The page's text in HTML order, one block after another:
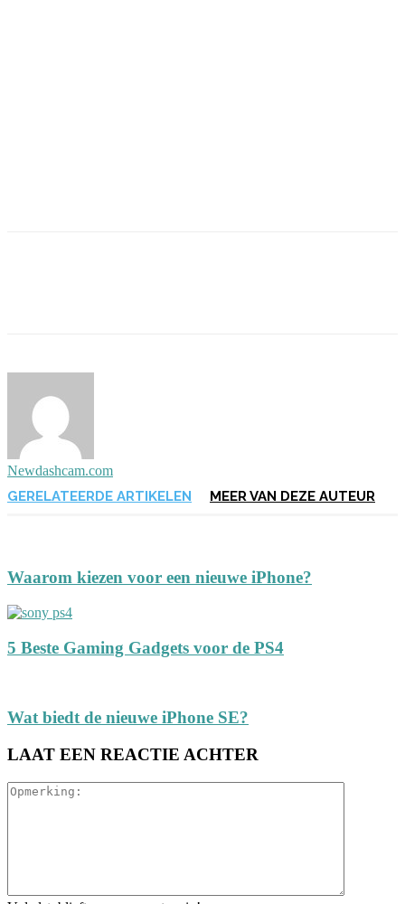
Newdashcam.com
GERELATEERDE ARTIKELEN MEER VAN DEZE AUTEUR
Waarom kiezen voor een nieuwe iPhone?
5 Beste Gaming Gadgets voor de PS4
Wat biedt de nieuwe iPhone SE?
LAAT EEN REACTIE ACHTER